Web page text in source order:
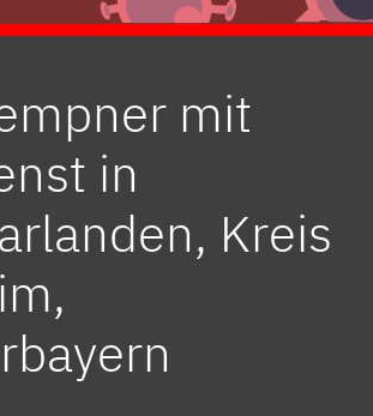
mit
in
Kreis